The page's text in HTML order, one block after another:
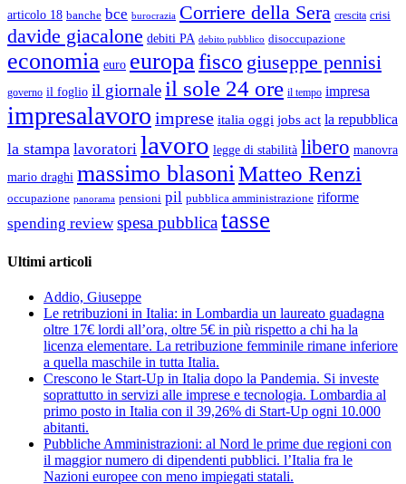
articolo 18 banche bce burocrazia Corriere della Sera crescita crisi
davide giacalone debiti PA debito pubblico disoccupazione
economia euro europa fisco giuseppe pennisi
governo il foglio il giornale il sole 24 ore il tempo impresa
impresalavoro imprese italia oggi jobs act la repubblica
la stampa lavoratori lavoro legge di stabilità libero manovra
mario draghi massimo blasoni Matteo Renzi
occupazione panorama pensioni pil pubblica amministrazione riforme
spending review spesa pubblicatasse
Ultimi articoli
Addio, Giuseppe
Le retribuzioni in Italia: in Lombardia un laureato guadagna
oltre 17€ lordi all’ora, oltre 5€ in più rispetto a chi ha la
licenza elementare. La retribuzione femminile rimane inferiore
a quella maschile in tutta Italia.
Crescono le Start-Up in Italia dopo la Pandemia. Si investe
soprattutto in servizi alle imprese e tecnologia. Lombardia al
primo posto in Italia con il 39,26% di Start-Up ogni 10.000
abitanti.
Pubbliche Amministrazioni: al Nord le prime due regioni con
il maggior numero di dipendenti pubblici. l’Italia fra le
Nazioni europee con meno impiegati statali.